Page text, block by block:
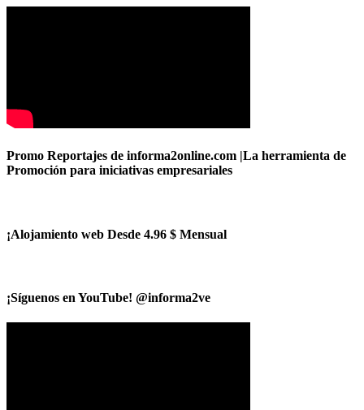
Promo Reportajes de informa2online.com |La herramienta de
Promoción para iniciativas empresariales
¡Alojamiento web Desde 4.96 $ Mensual
¡Síguenos en YouTube! @informa2ve